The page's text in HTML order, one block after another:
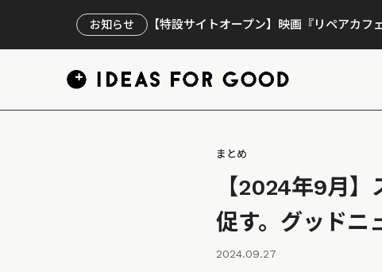
お知らせ 【特設サイトオープン】映画『リペアカ
まとめ
【2024年9月
促す。グッドニ
2024.09.27